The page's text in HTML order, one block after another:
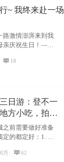
~ 我终来赴一场
激情澎湃来到我
亲庆祝生日！——
 18
日游：登不一
方小吃，拍盘
之前需要做好准备
定的都定好：1. 酒
万 62